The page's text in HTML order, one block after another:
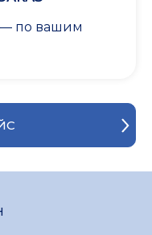
— по вашим